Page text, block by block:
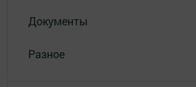
Документы
Разное